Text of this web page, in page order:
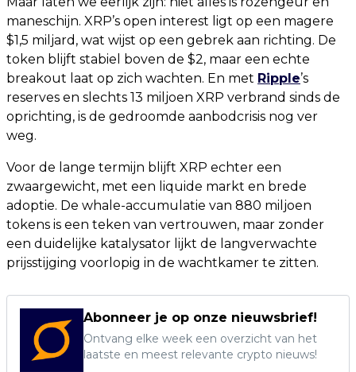
maneschijn. XRP’s open interest ligt op een magere
$1,5 miljard, wat wijst op een gebrek aan richting. De
token blijft stabiel boven de $2, maar een echte
breakout laat op zich wachten. En met Ripple’s
reserves en slechts 13 miljoen XRP verbrand sinds de
oprichting, is de gedroomde aanbodcrisis nog ver
weg.
Voor de lange termijn blijft XRP echter een
zwaargewicht, met een liquide markt en brede
adoptie. De whale-accumulatie van 880 miljoen
tokens is een teken van vertrouwen, maar zonder
een duidelijke katalysator lijkt de langverwachte
prijsstijging voorlopig in de wachtkamer te zitten.
Abonneer je op onze nieuwsbrief!
Ontvang elke week een overzicht van het
laatste en meest relevante crypto nieuws!